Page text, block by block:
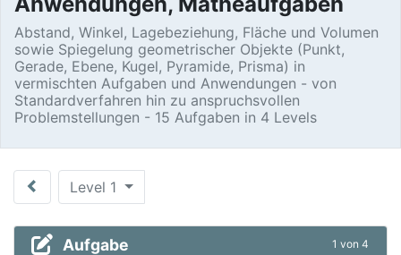
Abstand, Winkel, Lagebeziehung, Fläche und Volumen
sowie Spiegelung geometrischer Objekte (Punkt,
Gerade, Ebene, Kugel, Pyramide, Prisma) in
vermischten Aufgaben und Anwendungen - von
Standardverfahren hin zu anspruchsvollen
Problemstellungen - 15 Aufgaben in 4 Levels
Level 1
Aufgabe 1 von 4